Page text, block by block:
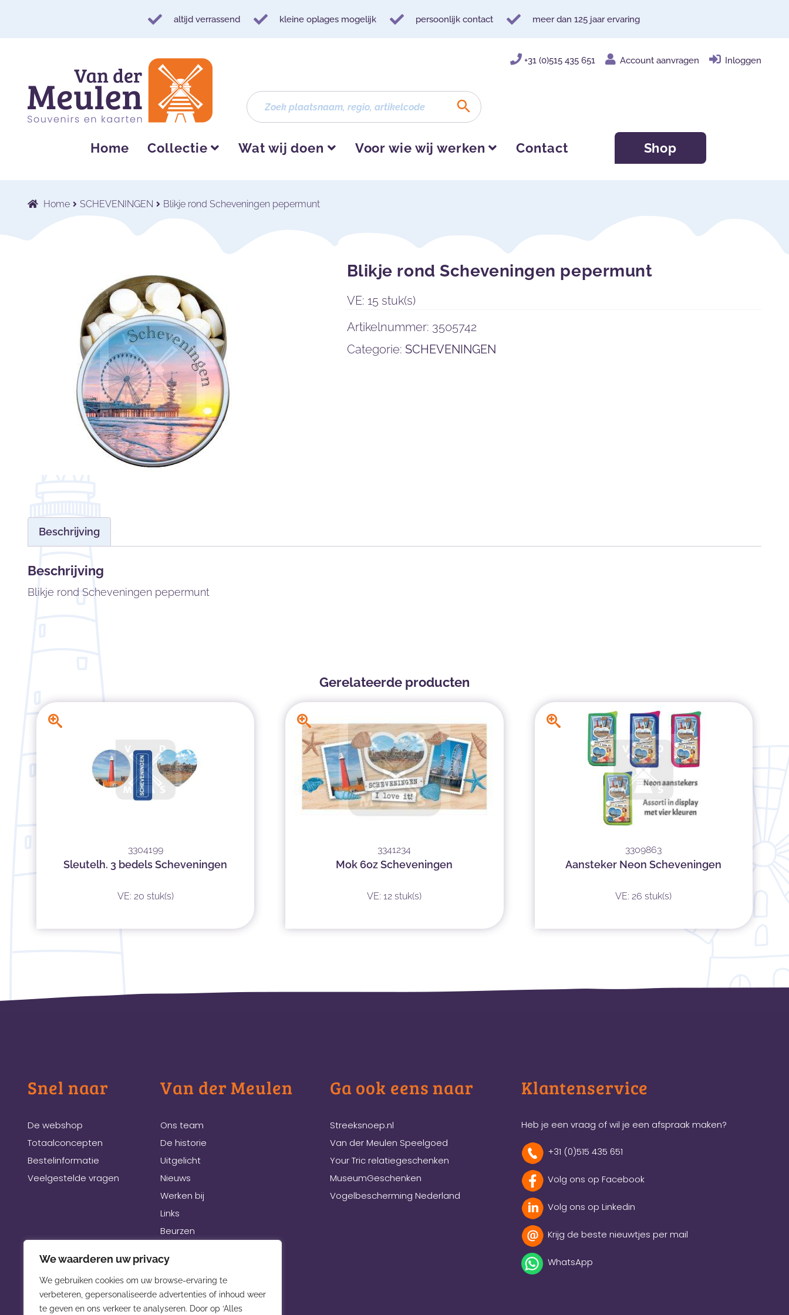
We waarderen uw privacy
We gebruiken cookies om uw browse-ervaring te
verbeteren, gepersonaliseerde advertenties of inhoud weer
te geven en ons verkeer te analyseren. Door op ‘Alles
altijd verrassend kleine oplages mogelijk persoonlijk contact meer dan 125 jaar ervaring
navigatie
inhoud
+31 (0)515 435 651 Account aanvragen Inloggen
Home Collectie Wat wij doen Voor wie wij werken Contact Shop
Home SCHEVENINGEN Blikje rond Scheveningen pepermunt
Blikje rond Scheveningen pepermunt
VE: 15 stuk(s)
Artikelnummer: 3505742
Categorie: SCHEVENINGEN
Beschrijving
Beschrijving
Blikje rond Scheveningen pepermunt
Gerelateerde producten
3304199
Sleutelh. 3 bedels Scheveningen
VE: 20 stuk(s)
3341234
Mok 6oz Scheveningen
VE: 12 stuk(s)
3309863
Aansteker Neon Scheveningen
VE: 26 stuk(s)
Snel naar
De webshop
Totaalconcepten
Bestelinformatie
Veelgestelde vragen
Van der Meulen
Ons team
De historie
Uitgelicht
Nieuws
Werken bij
Links
Beurzen
Ga ook eens naar
Streeksnoep.nl
Van der Meulen Speelgoed
Your Tric relatiegeschenken
MuseumGeschenken
Vogelbescherming Nederland
Klantenservice
Heb je een vraag of wil je een afspraak maken?
+31 (0)515 435 651
Volg ons op Facebook
Volg ons op Linkedin
Krijg de beste nieuwtjes per mail
WhatsApp